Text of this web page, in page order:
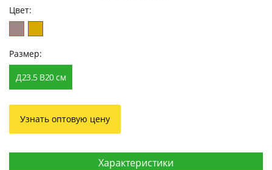
Цвет:
Размер:
Д23.5 В20 см
Узнать оптовую цену
Характеристики